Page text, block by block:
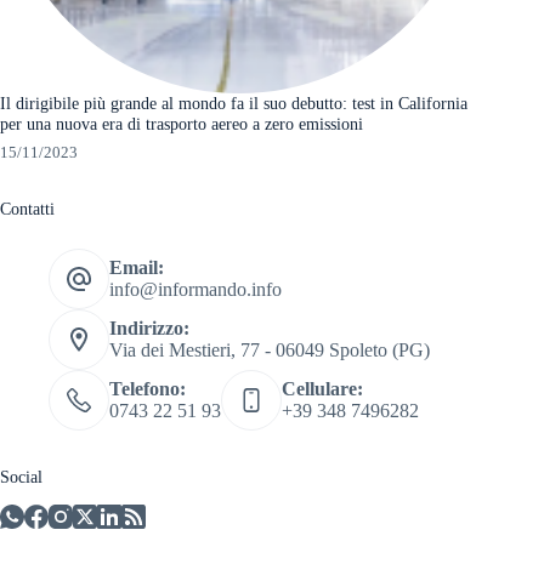
Il dirigibile più grande al mondo fa il suo debutto: test in California
per una nuova era di trasporto aereo a zero emissioni
15/11/2023
Contatti
Email:
info@informando.info
Indirizzo:
Via dei Mestieri, 77 - 06049 Spoleto (PG)
Telefono:
0743 22 51 93
Cellulare:
+39 348 7496282
Social